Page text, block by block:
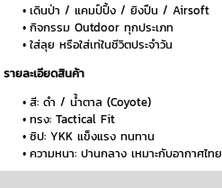
เดินป่า / แคมป์ปิ้ง / ยิงปืน / Airsoft
กิจกรรม Outdoor ทุกประเภท
ใส่ลุย หรือใส่เท่ในชีวิตประจำวัน
รายละเอียดสินค้า
สี: ดำ / น้ำตาล (Coyote)
ทรง: Tactical Fit
ซิป: YKK แข็งแรง ทนทาน
ความหนา: ปานกลาง เหมาะกับอากาศไทย